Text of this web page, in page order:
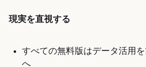
現実を直視する
すべての無料版はデータ活用
へ